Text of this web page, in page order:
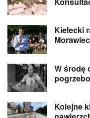
Kielecki
W środę
Kolejne